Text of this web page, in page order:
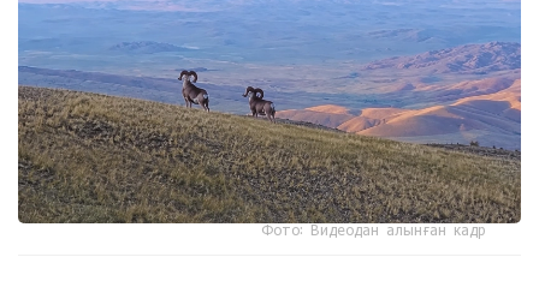
Фото: Видеодан алынған кадр